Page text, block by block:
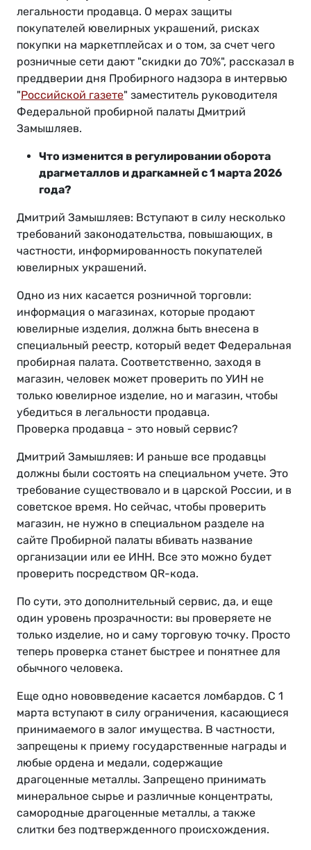
легальности продавца. О мерах защиты
покупателей ювелирных украшений, рисках
покупки на маркетплейсах и о том, за счет чего
розничные сети дают "скидки до 70%", рассказал в
преддверии дня Пробирного надзора в интервью
"Российской газете" заместитель руководителя
Федеральной пробирной палаты Дмитрий
Замышляев.
Что изменится в регулировании оборота
драгметаллов и драгкамней с 1 марта 2026
года?
Дмитрий Замышляев: Вступают в силу несколько
требований законодательства, повышающих, в
частности, информированность покупателей
ювелирных украшений.
Одно из них касается розничной торговли:
информация о магазинах, которые продают
ювелирные изделия, должна быть внесена в
специальный реестр, который ведет Федеральная
пробирная палата. Соответственно, заходя в
магазин, человек может проверить по УИН не
только ювелирное изделие, но и магазин, чтобы
убедиться в легальности продавца.
Проверка продавца - это новый сервис?
Дмитрий Замышляев: И раньше все продавцы
должны были состоять на специальном учете. Это
требование существовало и в царской России, и в
советское время. Но сейчас, чтобы проверить
магазин, не нужно в специальном разделе на
сайте Пробирной палаты вбивать название
организации или ее ИНН. Все это можно будет
проверить посредством QR-кода.
По сути, это дополнительный сервис, да, и еще
один уровень прозрачности: вы проверяете не
только изделие, но и саму торговую точку. Просто
теперь проверка станет быстрее и понятнее для
обычного человека.
Еще одно нововведение касается ломбардов. С 1
марта вступают в силу ограничения, касающиеся
принимаемого в залог имущества. В частности,
запрещены к приему государственные награды и
любые ордена и медали, содержащие
драгоценные металлы. Запрещено принимать
минеральное сырье и различные концентраты,
самородные драгоценные металлы, а также
слитки без подтвержденного происхождения.